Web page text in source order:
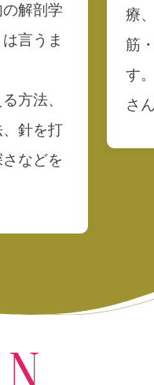
解剖学
言うま
方法、
針を打
などを
療
筋
す
さ